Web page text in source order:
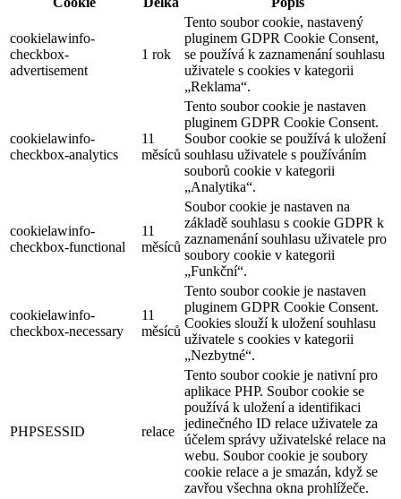
cookielawinfo-
checkbox-
advertisement
1 rok
Tento soubor cookie, nastavený
pluginem GDPR Cookie Consent,
se používá k zaznamenání souhlasu
uživatele s cookies v kategorii
„Reklama“.
cookielawinfo-
checkbox-analytics
11
měsíců
Tento soubor cookie je nastaven
pluginem GDPR Cookie Consent.
Soubor cookie se používá k uložení
souhlasu uživatele s používáním
souborů cookie v kategorii
„Analytika“.
cookielawinfo-
checkbox-functional
11
měsíců
Soubor cookie je nastaven na
základě souhlasu s cookie GDPR k
zaznamenání souhlasu uživatele pro
soubory cookie v kategorii
„Funkční“.
cookielawinfo-
checkbox-necessary
11
měsíců
Tento soubor cookie je nastaven
pluginem GDPR Cookie Consent.
Cookies slouží k uložení souhlasu
uživatele s cookies v kategorii
„Nezbytné“.
PHPSESSID relace
Tento soubor cookie je nativní pro
aplikace PHP. Soubor cookie se
používá k uložení a identifikaci
jedinečného ID relace uživatele za
účelem správy uživatelské relace na
webu. Soubor cookie je soubory
cookie relace a je smazán, když se
zavřou všechna okna prohlížeče.